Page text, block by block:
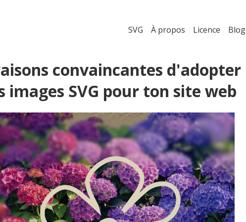
SVG À propos Licence Blog
convaincantes d'adopter
images SVG pour ton site web